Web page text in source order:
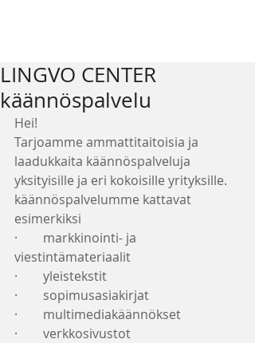
LINGVO CENTER
käännöspalvelu
Hei!
Tarjoamme ammattitaitoisia ja
laadukkaita käännöspalveluja
yksityisille ja eri kokoisille yrityksille.
käännöspalvelumme kattavat
esimerkiksi
·        markkinointi- ja
viestintämateriaalit
·        yleistekstit
·        sopimusasiakirjat
·        multimediakäännökset
·        verkkosivustot